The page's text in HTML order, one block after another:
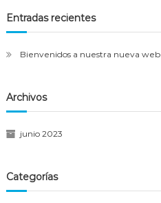
Entradas recientes
Bienvenidos a nuestra nueva web
Archivos
junio 2023
Categorías